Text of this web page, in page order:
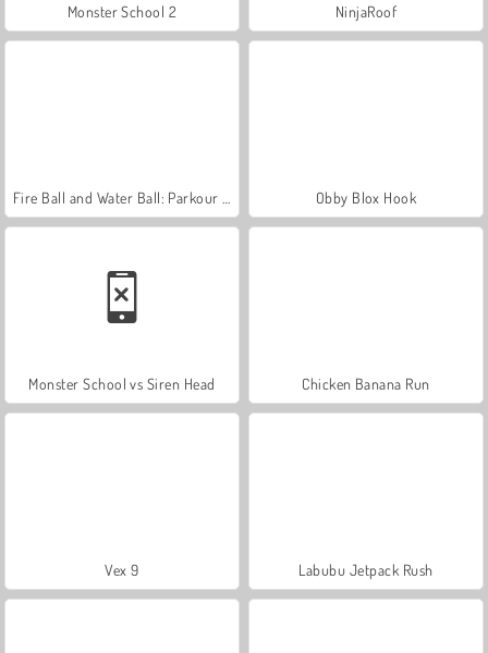
Monster School 2 NinjaRoof
Obby Blox Hook
Monster School vs Siren Head Chicken Banana Run
Vex 9 Labubu Jetpack Rush